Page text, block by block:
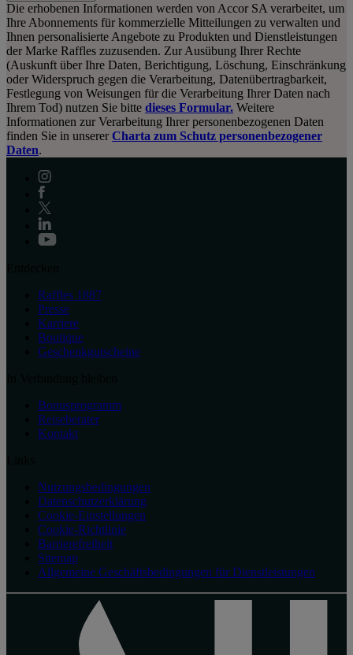
Die erhobenen Informationen werden von Accor SA verarbeitet, um
Ihre Abonnements für kommerzielle Mitteilungen zu verwalten und
Ihnen personalisierte Angebote zu Produkten und Dienstleistungen
der Marke Raffles zuzusenden. Zur Ausübung Ihrer Rechte
(Auskunft über Ihre Daten, Berichtigung, Löschung, Einschränkung
oder Widerspruch gegen die Verarbeitung, Datenübertragbarkeit,
Festlegung von Weisungen für die Verarbeitung Ihrer Daten nach
Ihrem Tod) nutzen Sie bitte dieses Formular. Weitere
Informationen zur Verarbeitung Ihrer personenbezogenen Daten
finden Sie in unserer Charta zum Schutz personenbezogener
Daten.
Raffles 1887
Presse
Karriere
Boutique
Geschenkgutscheine
Bonusprogramm
Reiseberater
Kontakt
Nutzungsbedingungen
Datenschutzerklärung
Cookie-Einstellungen
Cookie-Richtlinie
Barrierefreiheit
Sitemap
Allgemeine Geschäftsbedingungen für Dienstleistungen